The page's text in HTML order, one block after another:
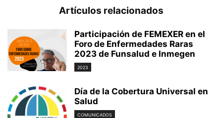
Artículos relacionados
Participación de FEMEXER en el
Foro de Enfermedades Raras
2023 de Funsalud e Inmegen
2023
Día de la Cobertura Universal en
Salud
COMUNICADOS